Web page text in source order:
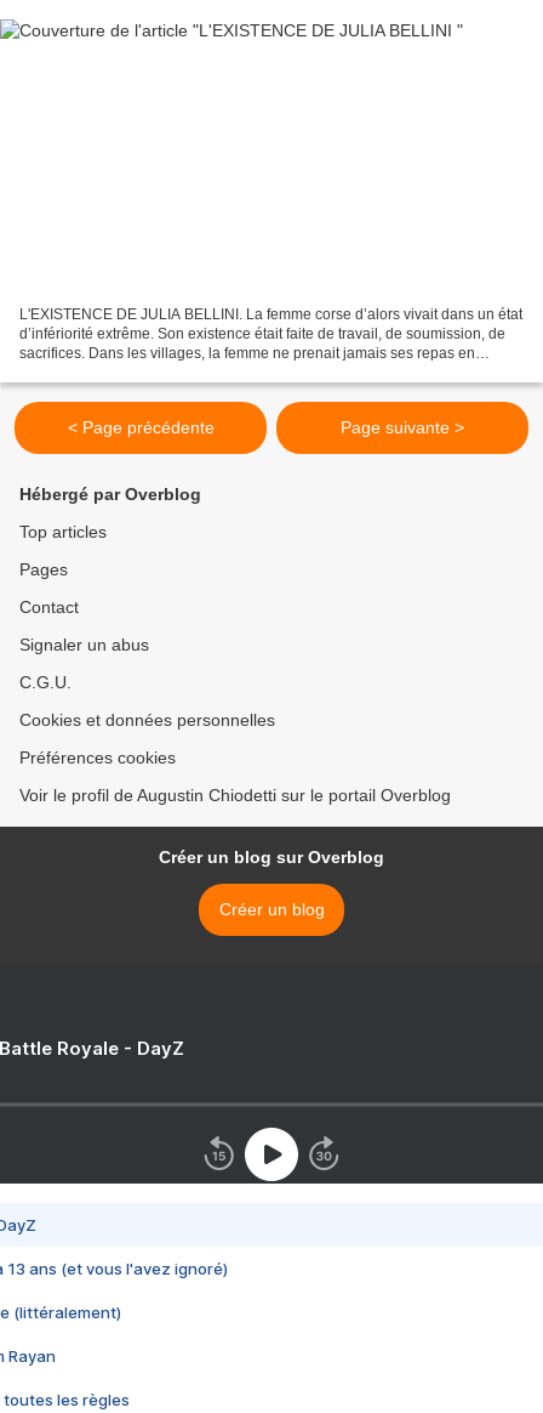
L'EXISTENCE DE JULIA BELLINI. La femme corse d’alors vivait dans un état
d’infériorité extrême. Son existence était faite de travail, de soumission, de
sacrifices. Dans les villages, la femme ne prenait jamais ses repas en
< Page précédente Page suivante >
Hébergé par Overblog
Top articles
Pages
Contact
Signaler un abus
C.G.U.
Cookies et données personnelles
Préférences cookies
Voir le profil de Augustin Chiodetti sur le portail Overblog
Créer un blog sur Overblog
Créer un blog
Royale - DayZ
13 ans (et vous l'avez ignoré)
(littéralement)
Rayan
toutes les règles